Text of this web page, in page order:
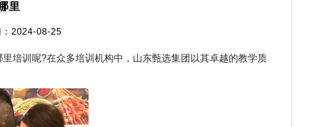
里
2024-08-25
训呢?在众多培训机构中，山东甄选集团以其卓越的教学质